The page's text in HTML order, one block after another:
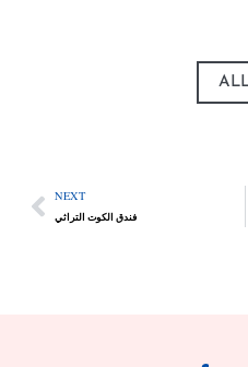
NEXT
فندق الكوت التراثي